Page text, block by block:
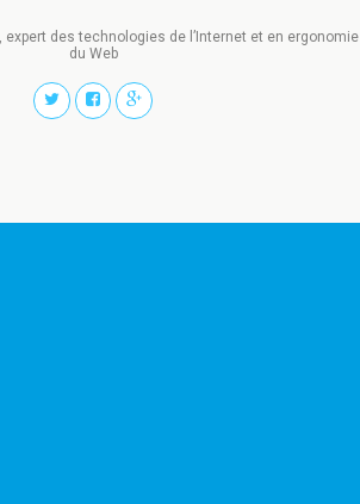
expert des technologies de l’Internet et en ergonomie
du Web